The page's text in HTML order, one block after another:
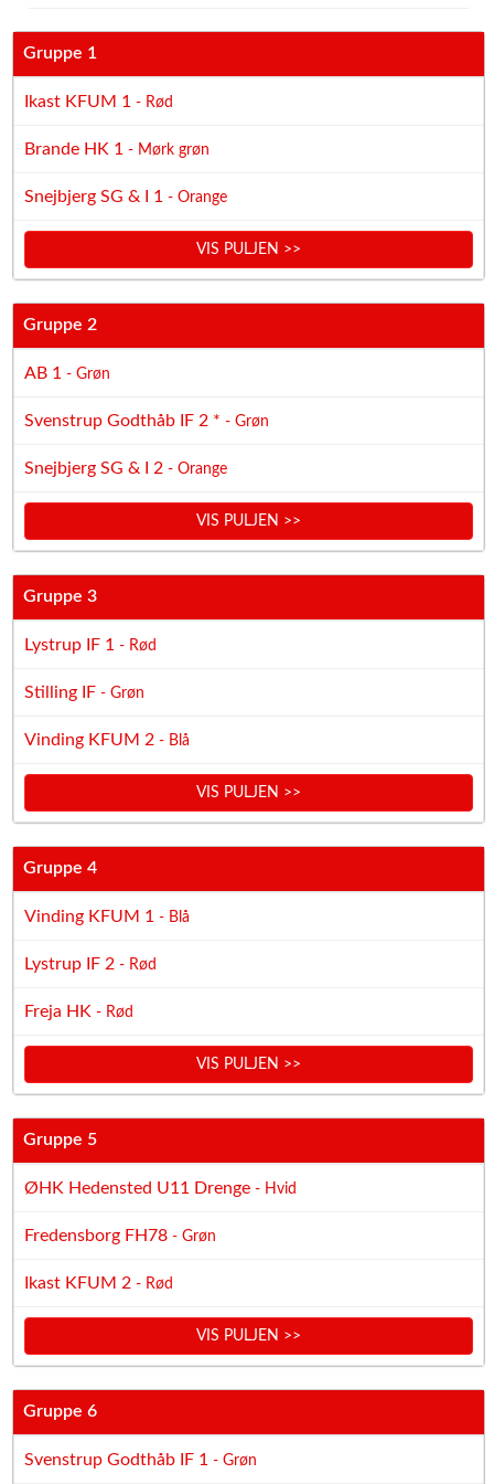
Gruppe 1
Ikast KFUM 1 - Rød
Brande HK 1 - Mørk grøn
Snejbjerg SG & I 1 - Orange
VIS PULJEN >>
Gruppe 2
AB 1 - Grøn
Svenstrup Godthåb IF 2 * - Grøn
Snejbjerg SG & I 2 - Orange
VIS PULJEN >>
Gruppe 3
Lystrup IF 1 - Rød
Stilling IF - Grøn
Vinding KFUM 2 - Blå
VIS PULJEN >>
Gruppe 4
Vinding KFUM 1 - Blå
Lystrup IF 2 - Rød
Freja HK - Rød
VIS PULJEN >>
Gruppe 5
ØHK Hedensted U11 Drenge - Hvid
Fredensborg FH78 - Grøn
Ikast KFUM 2 - Rød
VIS PULJEN >>
Gruppe 6
Svenstrup Godthåb IF 1 - Grøn